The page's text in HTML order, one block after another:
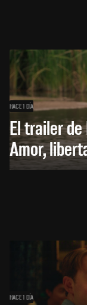
HACE 1 DÍA
El trailer
Amor,
HACE 1 DÍA